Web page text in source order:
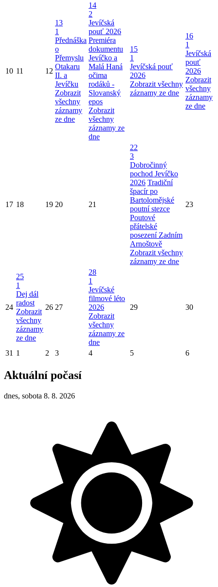
10 11 12
13
1
Přednáška
o
Přemyslu
Otakaru
II. a
Jevíčku
Zobrazit
všechny
záznamy
ze dne
14
2
Jevíčská
pouť 2026
Premiéra
dokumentu
Jevíčko a
Malá Haná
očima
rodáků -
Slovanský
epos
Zobrazit
všechny
záznamy ze
dne
15
1
Jevíčská pouť
2026
Zobrazit všechny
záznamy ze dne
16
1
Jevíčská
pouť
2026
Zobrazit
všechny
záznamy
ze dne
17 18 19 20 21
22
3
Dobročinný
pochod Jevíčko
2026 Tradiční
špacír po
Bartolomějské
poutní stezce
Poutové
přátelské
posezení Zadním
Arnoštově
Zobrazit všechny
záznamy ze dne
23
24
25
1
Dej dál
radost
Zobrazit
všechny
záznamy
ze dne
26 27
28
1
Jevíčské
filmové léto
2026
Zobrazit
všechny
záznamy ze
dne
29 30
31 1 2 3 4 5 6
Aktuální počasí
dnes, sobota 8. 8. 2026